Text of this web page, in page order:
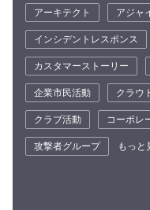
アーキテクト アジャ
インシデントレスポンス
カスタマーストーリー
企業市民活動
クラウ
クラブ活動
コーポレ
攻撃者グループ
もっと